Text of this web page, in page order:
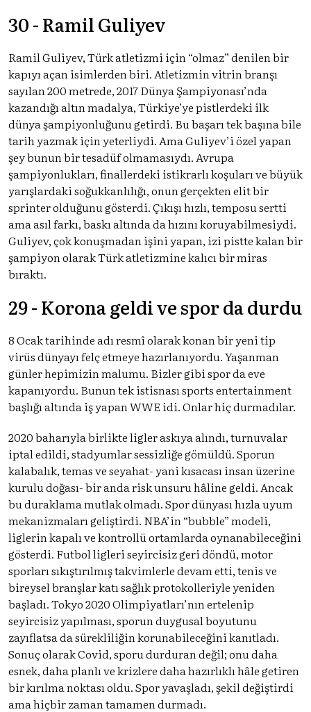
30 - Ramil Guliyev
Ramil Guliyev, Türk atletizmi için “olmaz” denilen bir
kapıyı açan isimlerden biri. Atletizmin vitrin branşı
sayılan 200 metrede, 2017 Dünya Şampiyonası’nda
kazandığı altın madalya, Türkiye’ye pistlerdeki ilk
dünya şampiyonluğunu getirdi. Bu başarı tek başına bile
tarih yazmak için yeterliydi. Ama Guliyev’i özel yapan
şey bunun bir tesadüf olmamasıydı. Avrupa
şampiyonlukları, finallerdeki istikrarlı koşuları ve büyük
yarışlardaki soğukkanlılığı, onun gerçekten elit bir
sprinter olduğunu gösterdi. Çıkışı hızlı, temposu sertti
ama asıl farkı, baskı altında da hızını koruyabilmesiydi.
Guliyev, çok konuşmadan işini yapan, izi pistte kalan bir
şampiyon olarak Türk atletizmine kalıcı bir miras
bıraktı.
29 - Korona geldi ve spor da durdu
8 Ocak tarihinde adı resmî olarak konan bir yeni tip
virüs dünyayı felç etmeye hazırlanıyordu. Yaşanman
günler hepimizin malumu. Bizler gibi spor da eve
kapanıyordu. Bunun tek istisnası sports entertainment
başlığı altında iş yapan WWE idi. Onlar hiç durmadılar.
2020 baharıyla birlikte ligler askıya alındı, turnuvalar
iptal edildi, stadyumlar sessizliğe gömüldü. Sporun
kalabalık, temas ve seyahat- yani kısacası insan üzerine
kurulu doğası- bir anda risk unsuru hâline geldi. Ancak
bu duraklama mutlak olmadı. Spor dünyası hızla uyum
mekanizmaları geliştirdi. NBA’in “bubble” modeli,
liglerin kapalı ve kontrollü ortamlarda oynanabileceğini
gösterdi. Futbol ligleri seyircisiz geri döndü, motor
sporları sıkıştırılmış takvimlerle devam etti, tenis ve
bireysel branşlar katı sağlık protokolleriyle yeniden
başladı. Tokyo 2020 Olimpiyatları’nın ertelenip
seyircisiz yapılması, sporun duygusal boyutunu
zayıflatsa da sürekliliğin korunabileceğini kanıtladı.
Sonuç olarak Covid, sporu durduran değil; onu daha
esnek, daha planlı ve krizlere daha hazırlıklı hâle getiren
bir kırılma noktası oldu. Spor yavaşladı, şekil değiştirdi
ama hiçbir zaman tamamen durmadı.